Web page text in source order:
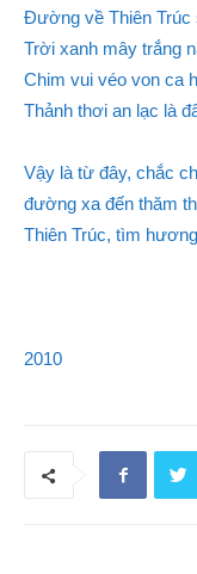
Đường về Thiên Trúc
Trời xanh mây trắng
Chim vui véo von ca
Thảnh thơi an lạc là
Vậy là từ đây, chắc
đường xa đến thăm
Thiên Trúc, tìm
2010